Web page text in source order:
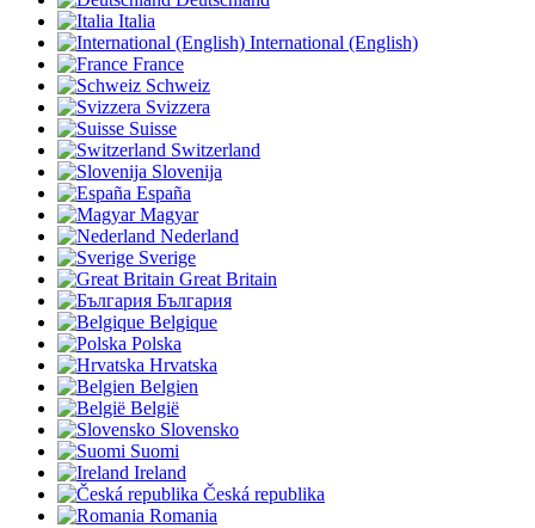
Italia
International (English)
France
Schweiz
Svizzera
Suisse
Switzerland
Slovenija
España
Magyar
Nederland
Sverige
Great Britain
България
Belgique
Polska
Hrvatska
Belgien
België
Slovensko
Suomi
Ireland
Česká republika
Romania